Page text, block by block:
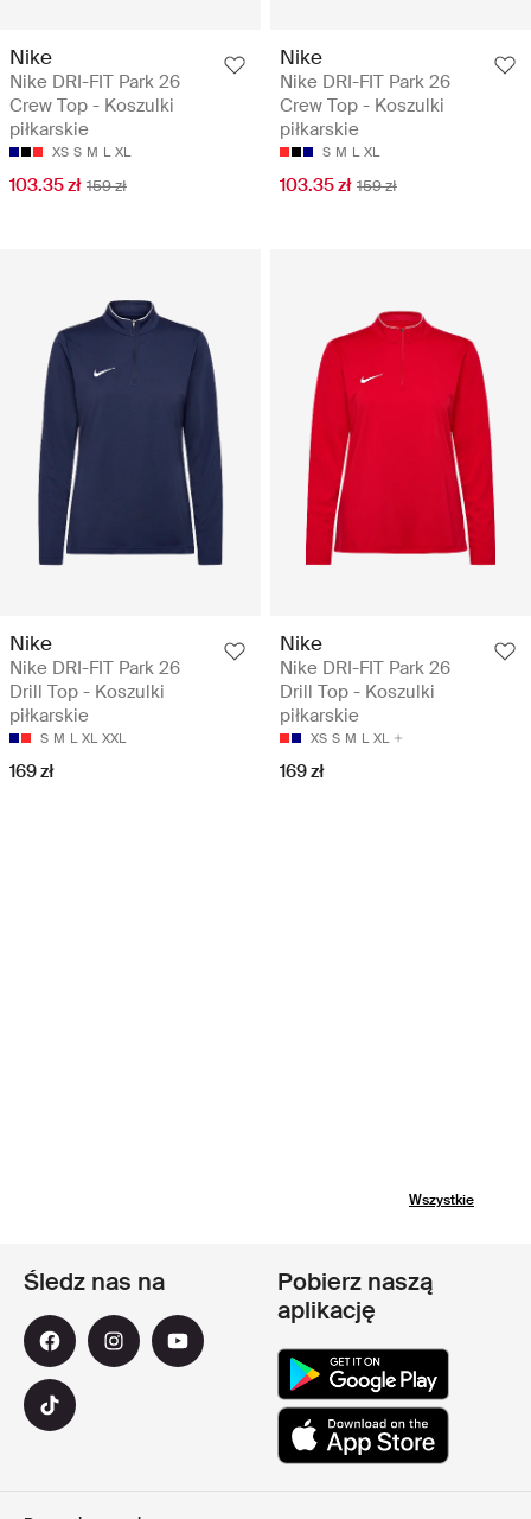
Nike
Nike DRI-FIT Park 26
Crew Top - Koszulki
piłkarskie
XS S M L XL
103.35 zł 159 zł
Nike
Nike DRI-FIT Park 26
Crew Top - Koszulki
piłkarskie
S M L XL
103.35 zł 159 zł
Nike
Nike DRI-FIT Park 26
Drill Top - Koszulki
piłkarskie
S M L XL XXL
169 zł
Nike
Nike DRI-FIT Park 26
Drill Top - Koszulki
piłkarskie
XS S M L XL
169 zł
Wszystkie
Śledz nas na
Pobierz naszą
aplikację